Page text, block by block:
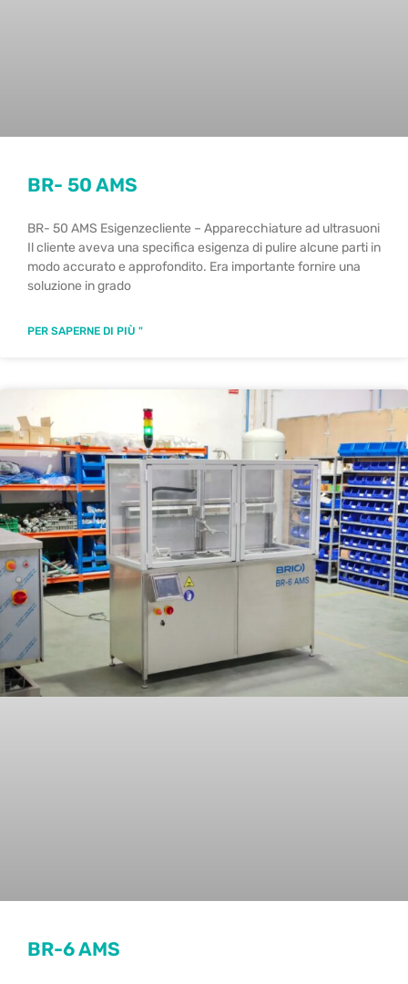
BR- 50 AMS
BR- 50 AMS Esigenzecliente – Apparecchiature ad ultrasuoni
Il cliente aveva una specifica esigenza di pulire alcune parti in
modo accurato e approfondito. Era importante fornire una
soluzione in grado
PER SAPERNE DI PIÙ "
BR-6 AMS